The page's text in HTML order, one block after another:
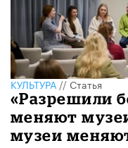
КУЛЬТУРА//Статья
«Разрешили
меняют
музеи